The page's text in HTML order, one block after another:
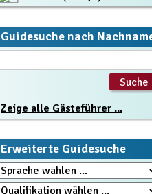
Guidesuche nach
Zeige alle Gästeführer ...
Erweiterte Guidesuche